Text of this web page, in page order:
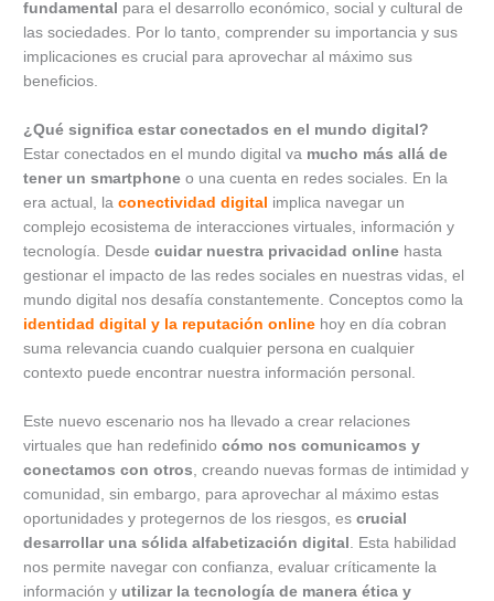
fundamental para el desarrollo económico, social y cultural de
las sociedades. Por lo tanto, comprender su importancia y sus
implicaciones es crucial para aprovechar al máximo sus
beneficios.
¿Qué significa estar conectados en el mundo digital?
Estar conectados en el mundo digital va mucho más allá de
tener un smartphone o una cuenta en redes sociales. En la
era actual, laconectividad digital implica navegar un
complejo ecosistema de interacciones virtuales, información y
tecnología. Desdecuidar nuestra privacidad online hasta
gestionar el impacto de las redes sociales en nuestras vidas, el
mundo digital nos desafía constantemente. Conceptos como la
identidad digital y la reputación online hoy en día cobran
suma relevancia cuando cualquier persona en cualquier
contexto puede encontrar nuestra información personal.
Este nuevo escenario nos ha llevado a crear relaciones
virtuales que han redefinidocómo nos comunicamos y
conectamos con otros , creando nuevas formas de intimidad y
comunidad, sin embargo, para aprovechar al máximo estas
oportunidades y protegernos de los riesgos, escrucial
desarrollar una sólida alfabetización digital
. Esta habilidad
nos permite navegar con confianza, evaluar críticamente la
información y utilizar la tecnología de manera ética y